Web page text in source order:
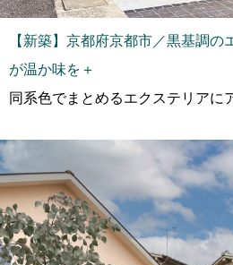
【新築】京都府京都市／黒基調
が温か味を＋
同系色でまとめるエクステリアに